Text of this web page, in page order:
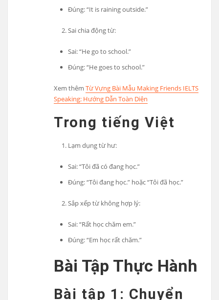
Đúng: “It is raining outside.”
Sai chia động từ:
Sai: “He go to school.”
Đúng: “He goes to school.”
Xem thêmTừ Vựng Bài Mẫu Making Friends IELTS
Speaking: Hướng Dẫn Toàn Diện
Trong tiếng Việt
Lạm dụng từ hư:
Sai: “Tôi đã có đang học.”
Đúng: “Tôi đang học.” hoặc “Tôi đã học.”
Sắp xếp từ không hợp lý:
Sai: “Rất học chăm em.”
Đúng: “Em học rất chăm.”
Bài Tập Thực Hành
Bài tập 1: Chuyển